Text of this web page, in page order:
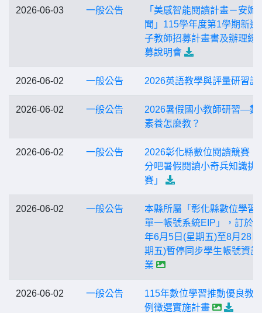
2026-06-03 一般公告
「美感智能閱讀計畫－安妮
聞」115學年度第1學期新進
子教師招募計畫書及辦理線
募說明會
2026-06-02 一般公告 2026英語教學與評量研習講
2026-06-02 一般公告
2026暑假國小教師研習—數
素養怎麼教？
2026-06-02 一般公告
2026彰化縣數位閱讀競賽「
分吧暑假閱讀小奇兵知識挑
賽」
2026-06-02 一般公告
本縣所屬「彰化縣數位學習
單一帳號系統EIP」，訂於
年6月5日(星期五)至8月28
期五)暫停同步學生帳號資訊
業
2026-06-02 一般公告
115年數位學習推動優良教
例徵選實施計畫